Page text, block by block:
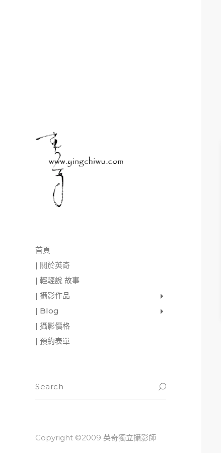
首頁
| 關於英奇
| 輕輕說 故事
| 攝影作品
| Blog
| 攝影價格
| 預約表單
Copyright ©2009 英奇獨立攝影師